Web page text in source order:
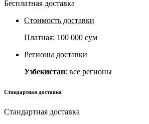
Бесплатная доставка
Стоимость доставки
Платная: 100 000 сум
Регионы доставки
Узбекистан: все регионы
Стандартная доставка
Стандартная доставка